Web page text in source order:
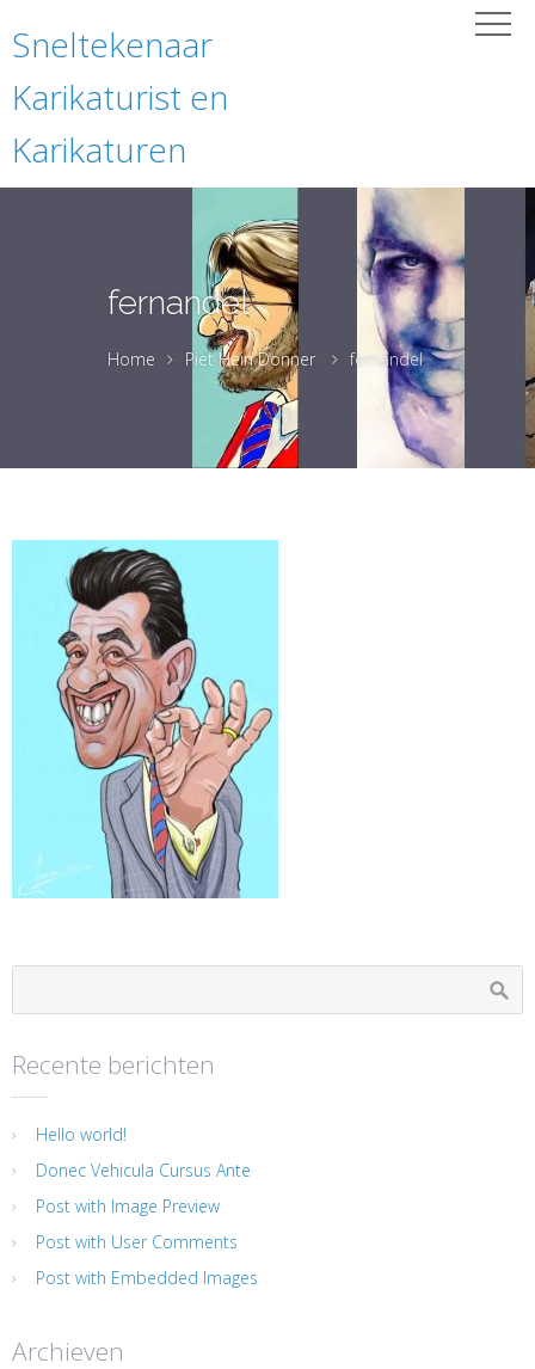
Sneltekenaar
Karikaturist en
Karikaturen
fernandel
Home Piet Hein Donner fernandel
Recente berichten
Hello world!
Donec Vehicula Cursus Ante
Post with Image Preview
Post with User Comments
Post with Embedded Images
Archieven